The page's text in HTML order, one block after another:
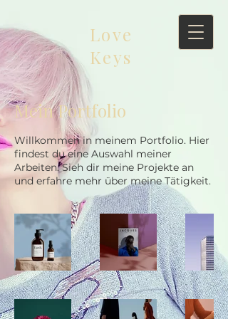
Love
Keys
Mein Portfolio
Willkommen in meinem Portfolio. Hier
findest du eine Auswahl meiner
Arbeiten. Sieh dir meine Projekte an
und erfahre mehr über meine Tätigkeit.